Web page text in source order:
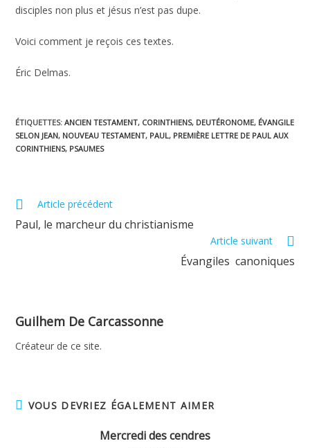
disciples non plus et jésus n’est pas dupe.
Voici comment je reçois ces textes.
Éric Delmas.
ÉTIQUETTES:ANCIEN TESTAMENT, CORINTHIENS, DEUTÉRONOME, ÉVANGILE
SELON JEAN, NOUVEAU TESTAMENT, PAUL, PREMIÈRE LETTRE DE PAUL AUX
CORINTHIENS, PSAUMES
Read
articles
Article précédent
Paul, le marcheur du christianisme
Article suivant
Évangiles canoniques
Guilhem De Carcassonne
Créateur de ce site.
VOUS DEVRIEZ ÉGALEMENT AIMER
Mercredi des cendres